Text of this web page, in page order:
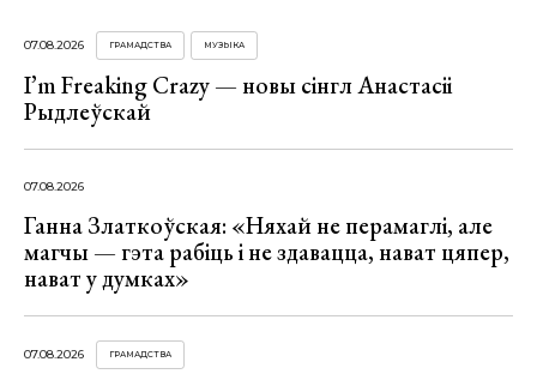
07.08.2026 ГРАМАДСТВА МУЗЫКА
I’m Freaking Crazy — новы сінгл Анастасіі
Рыдлеўскай
07.08.2026
Ганна Златкоўская: «Няхай не перамаглі, але
магчы — гэта рабіць і не здавацца, нават цяпер,
нават у думках»
07.08.2026 ГРАМАДСТВА